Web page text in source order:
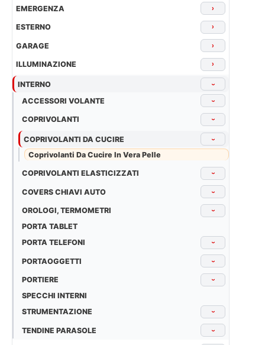
EMERGENZA ›
ESTERNO ›
GARAGE ›
ILLUMINAZIONE ›
INTERNO ›
ACCESSORI VOLANTE ›
COPRIVOLANTI ›
COPRIVOLANTI DA CUCIRE ›
Coprivolanti Da Cucire In Vera Pelle
COPRIVOLANTI ELASTICIZZATI ›
COVERS CHIAVI AUTO ›
OROLOGI, TERMOMETRI ›
PORTA TABLET
PORTA TELEFONI
›
PORTAOGGETTI ›
PORTIERE ›
SPECCHI INTERNI
STRUMENTAZIONE
›
TENDINE PARASOLE ›